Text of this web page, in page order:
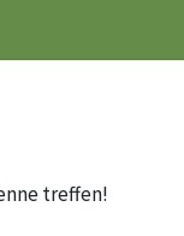
treffen!